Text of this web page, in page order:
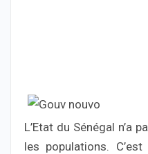
L’Etat du Sénégal n’a
les populations.